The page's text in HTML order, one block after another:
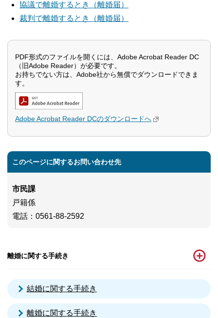
協議で離婚するとき（離婚届）
裁判で離婚するとき（離婚届）
PDF形式のファイルを開くには、Adobe Acrobat Reader DC
（旧Adobe Reader）が必要です。
お持ちでない方は、Adobe社から無償でダウンロードできま
す。
Adobe Acrobat Reader DCのダウンロードへ
このページに関するお問い合わせ先
市民課
戸籍係
電話 ：0561-88-2592
離婚に関する手続き
結婚に関する手続き
離婚に関する手続き